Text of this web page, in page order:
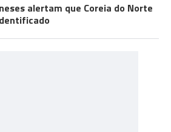
alertam que Coreia do Norte